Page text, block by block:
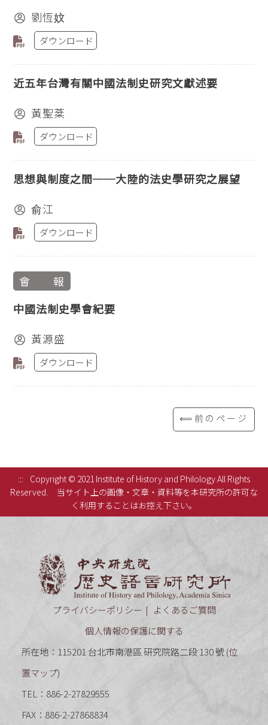
劉恆妏
ダウンロード
近五年台灣有關中國法制史研究文獻述要
黃聖棻
ダウンロード
思想與制度之間──大陸的法史學研究之展望
俞江
ダウンロード
會 報
中國法制史學會紀要
黃源盛
ダウンロード
⟸前のページ
:::
Copyright © 2021 Institute of History and Philology All Rights
Reserved.
当サイト上の画像・文章・資料等を本研究所の許可な
く利用することはお控え下さい。
プライバシーポリシー
よくあるご質問
個人情報の保護に関する
所在地：115201 台北市南港區 研究院路二段 130 號 (位
置マップ)
TEL：886-2-27829555
FAX：886-2-27868834